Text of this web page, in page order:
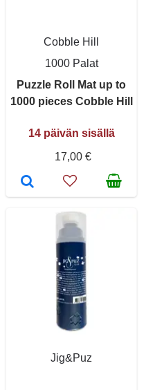
Cobble Hill
1000 Palat
Puzzle Roll Mat up to
1000 pieces Cobble Hill
14 päivän sisällä
17,00 €
Jig&Puz